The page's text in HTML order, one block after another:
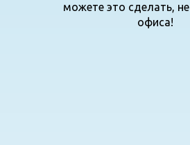
можете это сделать,
офиса!